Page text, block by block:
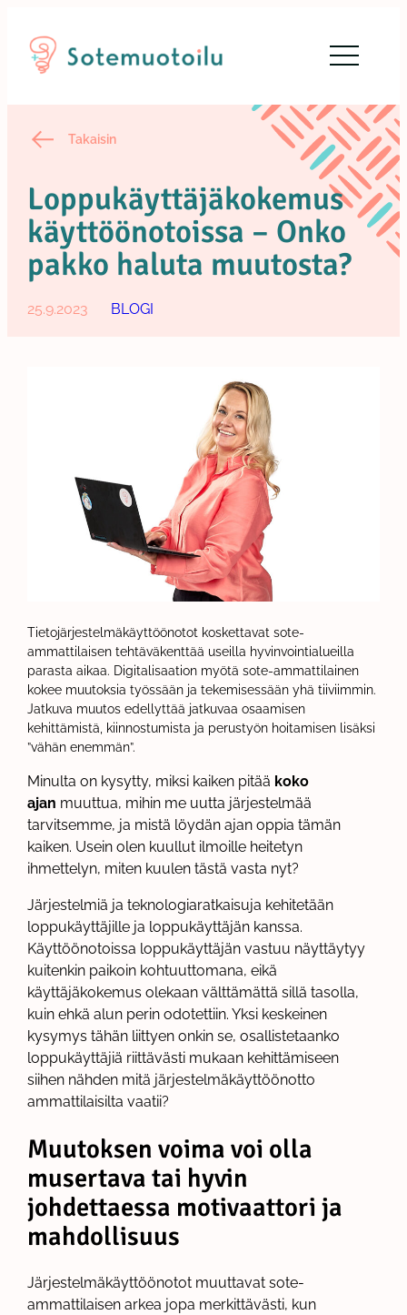
sisältöön
Takaisin
Loppukäyttäjäkokemus
käyttöönotoissa – Onko
pakko haluta muutosta?
25.9.2023 BLOGI
Tietojärjestelmäkäyttöönotot koskettavat sote-
ammattilaisen tehtäväkenttää useilla hyvinvointialueilla
parasta aikaa. Digitalisaation myötä sote-ammattilainen
kokee muutoksia työssään ja tekemisessään yhä tiiviimmin.
Jatkuva muutos edellyttää jatkuvaa osaamisen
kehittämistä, kiinnostumista ja perustyön hoitamisen lisäksi
”vähän enemmän”.
Minulta on kysytty, miksi kaiken pitää koko
ajan muuttua, mihin me uutta järjestelmää
tarvitsemme, ja mistä löydän ajan oppia tämän
kaiken. Usein olen kuullut ilmoille heitetyn
ihmettelyn, miten kuulen tästä vasta nyt?
Järjestelmiä ja teknologiaratkaisuja kehitetään
loppukäyttäjille ja loppukäyttäjän kanssa.
Käyttöönotoissa loppukäyttäjän vastuu näyttäytyy
kuitenkin paikoin kohtuuttomana, eikä
käyttäjäkokemus olekaan välttämättä sillä tasolla,
kuin ehkä alun perin odotettiin. Yksi keskeinen
kysymys tähän liittyen onkin se, osallistetaanko
loppukäyttäjiä riittävästi mukaan kehittämiseen
siihen nähden mitä järjestelmäkäyttöönotto
ammattilaisilta vaatii?
Muutoksen voima voi olla
musertava tai hyvin
johdettaessa motivaattori ja
mahdollisuus
Järjestelmäkäyttöönotot muuttavat sote-
ammattilaisen arkea jopa merkittävästi, kun